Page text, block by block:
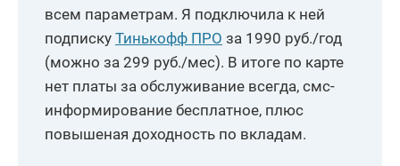
всем параметрам. Я подключила к ней
подписку Тинькофф ПРО за 1990 руб./год
(можно за 299 руб./мес). В итоге по карте
нет платы за обслуживание всегда, смс-
информирование бесплатное, плюс
повышеная доходность по вкладам.